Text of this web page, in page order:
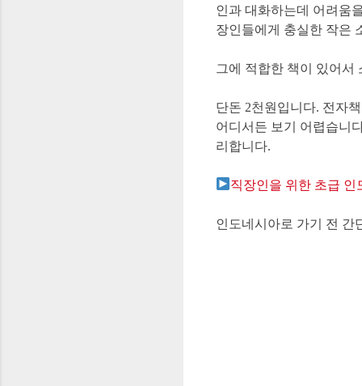
인과 대화하는데 어려움
장인들에게 충실한 작은
그에 적합한 책이 있어서
단돈 2천원입니다. 전자
어디서든 보기 어렵습니
리합니다.
직장인을 위한 초급 인
인도네시아로 가기 전 간